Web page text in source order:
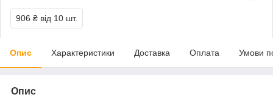
906 ₴ від 10 шт.
Опис Характеристики Доставка Оплата Умови
Опис